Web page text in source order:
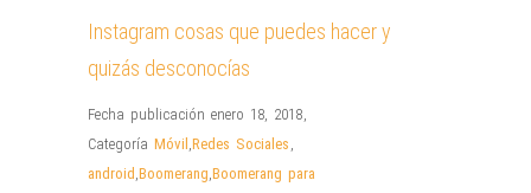
Instagram cosas que puedes hacer y
quizás desconocías
Fecha publicación enero 18, 2018,
Categoría Móvil ,Redes Sociales ,
android ,Boomerang,Boomerang para